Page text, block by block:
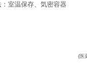
：室温保存、気密容器
(医